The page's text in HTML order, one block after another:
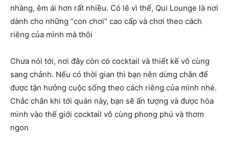
nhàng, êm ái hơn rất nhiều. Có lẽ vì thế, Qui Lounge là nơi
dành cho những “con chơi” cao cấp và chơi theo cách
riêng của mình mà thôi
Chưa nói tới, nơi đây còn có cocktail và thiết kế vô cùng
sang chảnh. Nếu có thời gian thì bạn nên dừng chân để
được tận hưởng cuộc sống theo cách riêng của mình nhé.
Chắc chắn khi tới quán này, bạn sẽ ấn tượng và được hòa
mình vào thế giới cocktail vô cùng phong phú và thơm
ngon